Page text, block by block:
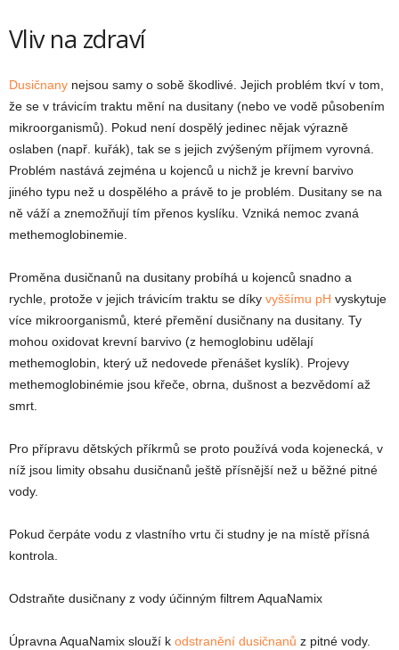
Vliv na zdraví
Dusičnany nejsou samy o sobě škodlivé. Jejich problém tkví v tom,
že se v trávicím traktu mění na dusitany (nebo ve vodě působením
mikroorganismů). Pokud není dospělý jedinec nějak výrazně
oslaben (např. kuřák), tak se s jejich zvýšeným příjmem vyrovná.
Problém nastává zejména u kojenců u nichž je krevní barvivo
jiného typu než u dospělého a právě to je problém. Dusitany se na
ně váží a znemožňují tím přenos kyslíku. Vzniká nemoc zvaná
methemoglobinemie.
Proměna dusičnanů na dusitany probíhá u kojenců snadno a
rychle, protože v jejich trávicím traktu se díky vyššímu pH vyskytuje
více mikroorganismů, které přemění dusičnany na dusitany. Ty
mohou oxidovat krevní barvivo (z hemoglobinu udělají
methemoglobin, který už nedovede přenášet kyslík). Projevy
methemoglobinémie jsou křeče, obrna, dušnost a bezvědomí až
smrt.
Pro přípravu dětských příkrmů se proto používá voda kojenecká, v
níž jsou limity obsahu dusičnanů ještě přísnější než u běžné pitné
vody.
Pokud čerpáte vodu z vlastního vrtu či studny je na místě přísná
kontrola.
Odstraňte dusičnany z vody účinným filtrem AquaNamix
Úpravna AquaNamix slouží k odstranění dusičnanů z pitné vody.